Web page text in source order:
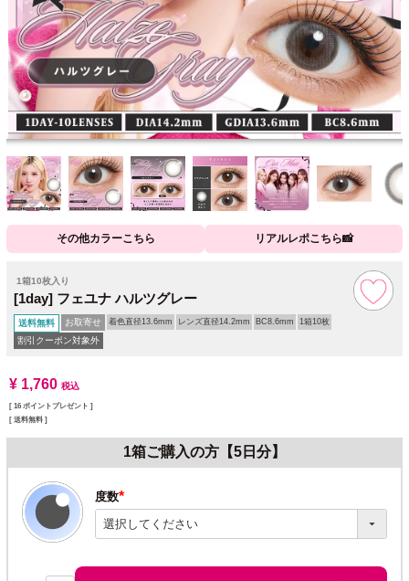
その他カラーこちら リアルレポこちら📸
1箱10枚入り
[1day] フェユナ ハルツグレー
送料無料 お取寄せ 着色直径13.6mm レンズ直径14.2mm BC8.6mm 1箱10枚
割引クーポン対象外
¥ 1,760 税込
[ 16 ポイントプレゼント ]
送料無料
1箱ご購入の方【5日分】
度数
(必
須)